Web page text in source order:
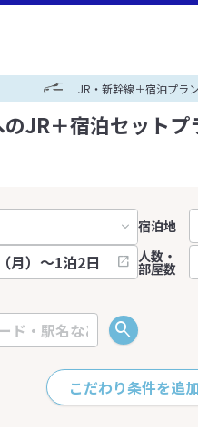
JR・新幹線＋宿泊プラ
JR＋宿泊セットプ
宿泊地
人数・
部屋数
こだわり条件を追